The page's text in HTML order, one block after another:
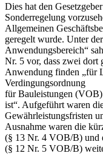
Dies hat den
Sonderregelung
Allgemeinen
geregelt wurde. Unter
Anwendungsbereich“
Nr. 5 vor, dass zwei dort
Anwendung finden „für
Verdingungsordnung
für Bauleistungen
ist“. Aufgeführt waren
Gewährleistungsfristen
Ausnahme ­waren die
(§ 13 Nr. 4 VOB/B) und
(§ 12 Nr. 5 VOB/B)